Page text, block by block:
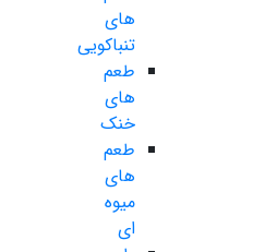
های
تنباکویی
طعم
های
خنک
طعم
های
میوه
ای